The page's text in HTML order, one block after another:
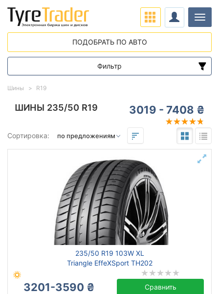
ШИНЫ 235/50 R19 3019 - 7408 ₴
Сортировка:
235/50 R19 103W XL
Triangle EffeXSport TH202
3201-3590 ₴ Сравнить
Шины R19
ПОДОБРАТЬ ПО АВТО
Фильтр
Диапазон цен
от
Подбор по параметрам
235
Triangle
Hankook